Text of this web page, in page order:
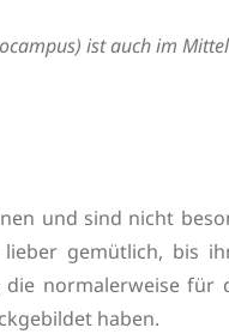
ist auch im
und sind nicht
gemütlich, bis
normalerweise für
haben.